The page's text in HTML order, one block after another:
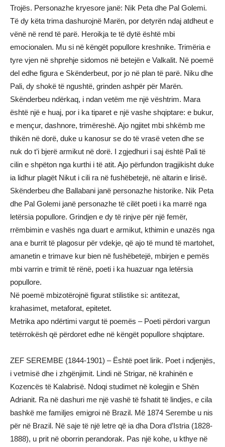
Trojës. Personazhe kryesore janë: Nik Peta dhe Pal Golemi.
Të dy këta trima dashurojnë Marën, por detyrën ndaj atdheut e
vënë në rend të parë. Heroikja te të dytë është mbi
emocionalen. Mu si në këngët popullore kreshnike. Trimëria e
tyre vjen në shprehje sidomos në betejën e Valkalit. Në poemë
del edhe figura e Skënderbeut, por jo në plan të parë. Niku dhe
Pali, dy shokë të ngushtë, grinden ashpër për Marën.
Skënderbeu ndërkaq, i ndan vetëm me një vështrim. Mara
është një e huaj, por i ka tiparet e një vashe shqiptare: e bukur,
e mençur, dashnore, trimëreshë. Ajo ngjitet mbi shkëmb me
thikën në dorë, duke u kanosur se do të vrasë veten dhe se
nuk do t’i bjerë armikut në dorë. I zgjedhuri i saj është Pali të
cilin e shpëton nga kurthi i të atit. Ajo përfundon tragjikisht duke
ia lidhur plagët Nikut i cili ra në fushëbetejë, në altarin e lirisë.
Skënderbeu dhe Ballabani janë personazhe historike. Nik Peta
dhe Pal Golemi janë personazhe të cilët poeti i ka marrë nga
letërsia popullore. Grindjen e dy të rinjve për një femër,
rrëmbimin e vashës nga duart e armikut, kthimin e unazës nga
ana e burrit të plagosur për vdekje, që ajo të mund të martohet,
amanetin e trimave kur bien në fushëbetejë, mbirjen e pemës
mbi varrin e trimit të rënë, poeti i ka huazuar nga letërsia
popullore.
Në poemë mbizotërojnë figurat stilistike si: antitezat,
krahasimet, metaforat, epitetet.
Metrika apo ndërtimi vargut të poemës – Poeti përdori vargun
tetërrokësh që përdoret edhe në këngët popullore shqiptare.
ZEF SEREMBE (1844-1901) – Është poet lirik. Poet i ndjenjës,
i vetmisë dhe i zhgënjimit. Lindi në Strigar, në krahinën e
Kozencës të Kalabrisë. Ndoqi studimet në kolegjin e Shën
Adrianit. Ra në dashuri me një vashë të fshatit të lindjes, e cila
bashkë me familjes emigroi në Brazil. Më 1874 Serembe u nis
për në Brazil. Në saje të një letre që ia dha Dora d’Istria (1828-
1888), u prit në oborrin perandorak. Pas një kohe, u kthye në